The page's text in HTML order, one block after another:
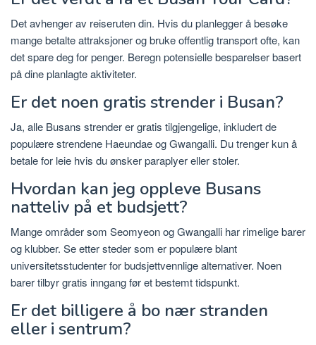
Det avhenger av reiseruten din. Hvis du planlegger å besøke
mange betalte attraksjoner og bruke offentlig transport ofte, kan
det spare deg for penger. Beregn potensielle besparelser basert
på dine planlagte aktiviteter.
Er det noen gratis strender i Busan?
Ja, alle Busans strender er gratis tilgjengelige, inkludert de
populære strendene Haeundae og Gwangalli. Du trenger kun å
betale for leie hvis du ønsker paraplyer eller stoler.
Hvordan kan jeg oppleve Busans
natteliv på et budsjett?
Mange områder som Seomyeon og Gwangalli har rimelige barer
og klubber. Se etter steder som er populære blant
universitetsstudenter for budsjettvennlige alternativer. Noen
barer tilbyr gratis inngang før et bestemt tidspunkt.
Er det billigere å bo nær stranden
eller i sentrum?